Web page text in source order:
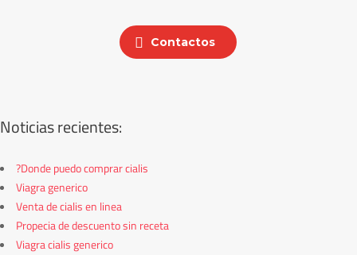
Contactos
Noticias recientes:
?Donde puedo comprar cialis
Viagra generico
Venta de cialis en linea
Propecia de descuento sin receta
Viagra cialis generico